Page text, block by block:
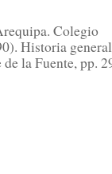
Colegio
Historia
la Fuente, pp.